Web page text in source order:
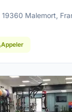
Malemort,
Appeler